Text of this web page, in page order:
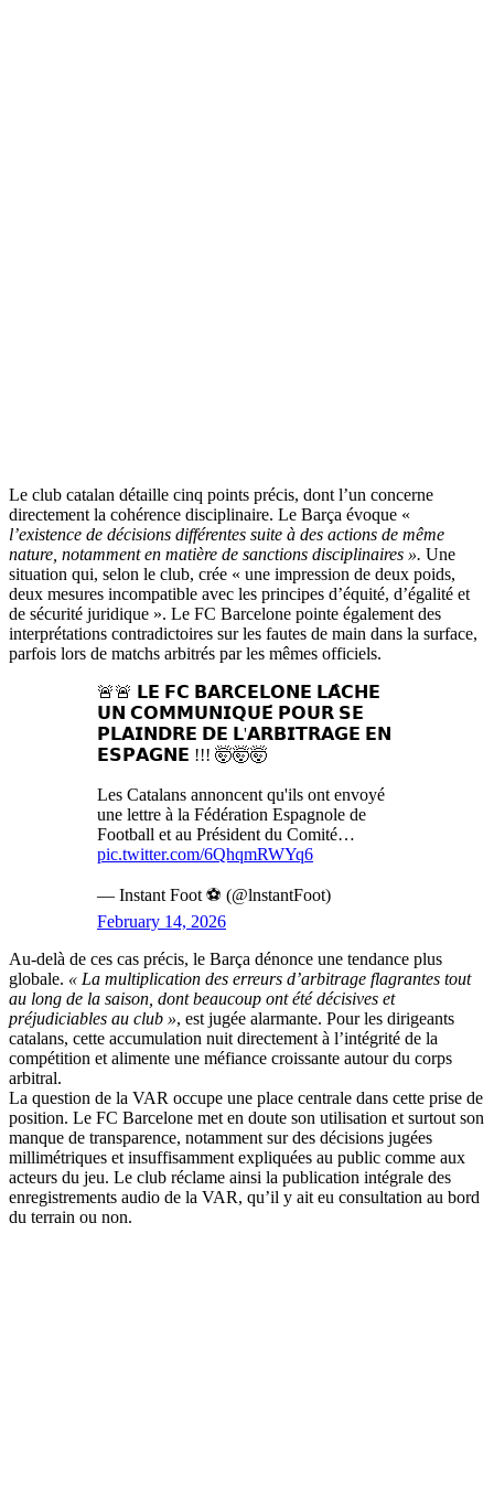
Le club catalan détaille cinq points précis, dont l’un concerne
directement la cohérence disciplinaire. Le Barça évoque «
l’existence de décisions différentes suite à des actions de même
nature, notamment en matière de sanctions disciplinaires ». Une
situation qui, selon le club, crée « une impression de deux poids,
deux mesures incompatible avec les principes d’équité, d’égalité et
de sécurité juridique ». Le FC Barcelone pointe également des
interprétations contradictoires sur les fautes de main dans la surface,
parfois lors de matchs arbitrés par les mêmes officiels.
🚨🚨 𝗟𝗘 𝗙𝗖 𝗕𝗔𝗥𝗖𝗘𝗟𝗢𝗡𝗘 𝗟𝗔̂𝗖𝗛𝗘
𝗨𝗡 𝗖𝗢𝗠𝗠𝗨𝗡𝗜𝗤𝗨𝗘́ 𝗣𝗢𝗨𝗥 𝗦𝗘
𝗣𝗟𝗔𝗜𝗡𝗗𝗥𝗘 𝗗𝗘 𝗟'𝗔𝗥𝗕𝗜𝗧𝗥𝗔𝗚𝗘 𝗘𝗡
𝗘𝗦𝗣𝗔𝗚𝗡𝗘 !!! 🤯🤯🤯
Les Catalans annoncent qu'ils ont envoyé
une lettre à la Fédération Espagnole de
Football et au Président du Comité…
pic.twitter.com/6QhqmRWYq6
— Instant Foot ⚽️ (@lnstantFoot)
February 14, 2026
Au-delà de ces cas précis, le Barça dénonce une tendance plus
globale. « La multiplication des erreurs d’arbitrage flagrantes tout
au long de la saison, dont beaucoup ont été décisives et
préjudiciables au club », est jugée alarmante. Pour les dirigeants
catalans, cette accumulation nuit directement à l’intégrité de la
compétition et alimente une méfiance croissante autour du corps
arbitral.
La question de la VAR occupe une place centrale dans cette prise de
position. Le FC Barcelone met en doute son utilisation et surtout son
manque de transparence, notamment sur des décisions jugées
millimétriques et insuffisamment expliquées au public comme aux
acteurs du jeu. Le club réclame ainsi la publication intégrale des
enregistrements audio de la VAR, qu’il y ait eu consultation au bord
du terrain ou non.